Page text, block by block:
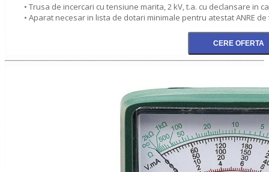
• Trusa de incercari cu tensiune marita, 2 kV, t.a. cu declansare in
• Aparat necesar in lista de dotari minimale pentru atestat ANRE de